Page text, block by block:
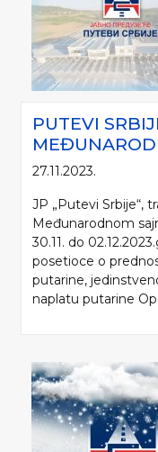
PUTEVI
27.11.2023.
JP „Putevi Srbije“,
Međunarodnom
30.11. do
posetioce o
putarine,
naplatu putarine